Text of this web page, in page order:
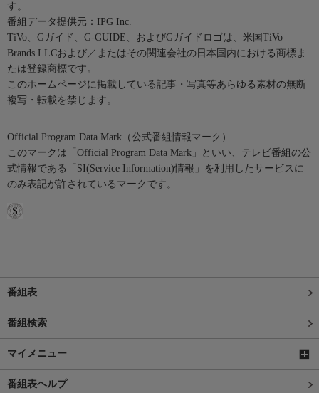
す。
番組データ提供元：IPG Inc.
TiVo、Gガイド、G-GUIDE、およびGガイドロゴは、米国TiVo
Brands LLCおよび／またはその関連会社の日本国内における商標ま
たは登録商標です。
このホームページに掲載している記事・写真等あらゆる素材の無断
複写・転載を禁じます。
Official Program Data Mark（公式番組情報マーク）
このマークは「Official Program Data Mark」といい、テレビ番組の公
式情報である「SI(Service Information)情報」を利用したサービスに
のみ表記が許されているマークです。
番組表
番組検索
マイメニュー
番組表ヘルプ